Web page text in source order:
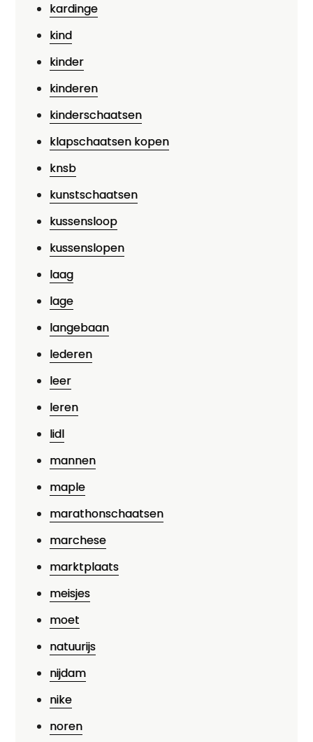
kardinge
kind
kinder
kinderen
kinderschaatsen
klapschaatsen kopen
knsb
kunstschaatsen
kussensloop
kussenslopen
laag
lage
langebaan
lederen
leer
leren
lidl
mannen
maple
marathonschaatsen
marchese
marktplaats
meisjes
moet
natuurijs
nijdam
nike
noren